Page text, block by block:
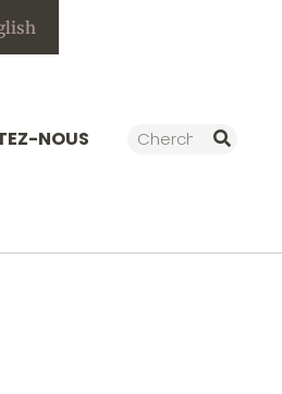
NOUS Rechercher